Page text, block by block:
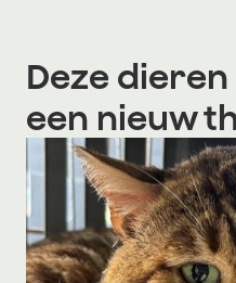
Deze
een nieuw